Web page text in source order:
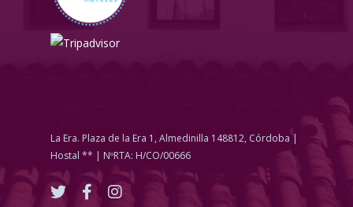
La Era. Plaza de la Era 1, Almedinilla 148812, Córdoba |
Hostal ** | NºRTA: H/CO/00666
twitter facebookinstagram